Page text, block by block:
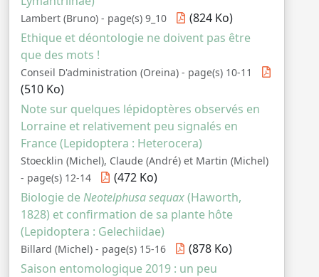
Lambert (Bruno) - page(s) 9_10
(824 Ko)
Ethique et déontologie ne doivent pas être
que des mots !
Conseil D'administration (Oreina) - page(s) 10-11
(510 Ko)
Note sur quelques lépidoptères observés en
Lorraine et relativement peu signalés en
France (Lepidoptera : Heterocera)
Stoecklin (Michel), Claude (André) et Martin (Michel)
- page(s) 12-14
(472 Ko)
Biologie deNeotelphusa sequax(Haworth,
1828) et confirmation de sa plante hôte
(Lepidoptera : Gelechiidae)
Billard (Michel) - page(s) 15-16
(878 Ko)
Saison entomologique 2019 : un peu